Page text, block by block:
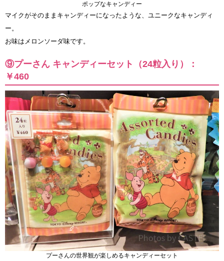
ポップなキャンディー
マイクがそのままキャンディーになったような、ユニークなキャンディ
ー。
お味はメロンソーダ味です。
⑨プーさん キャンディーセット（24粒入り）：
￥460
プーさんの世界観が楽しめるキャンディーセット